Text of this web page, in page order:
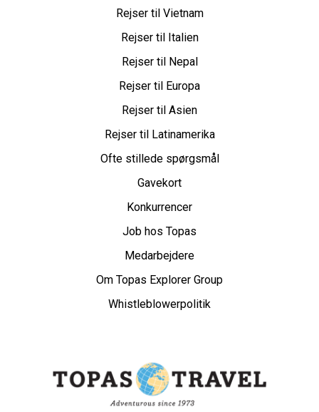
Rejser til Vietnam
Rejser til Italien
Rejser til Nepal
Rejser til Europa
Rejser til Asien
Rejser til Latinamerika
Ofte stillede spørgsmål
Gavekort
Konkurrencer
Job hos Topas
Medarbejdere
Om Topas Explorer Group
Whistleblowerpolitik